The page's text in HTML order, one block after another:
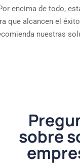
encima de todo,
que alcancen el
nuestras
sobre